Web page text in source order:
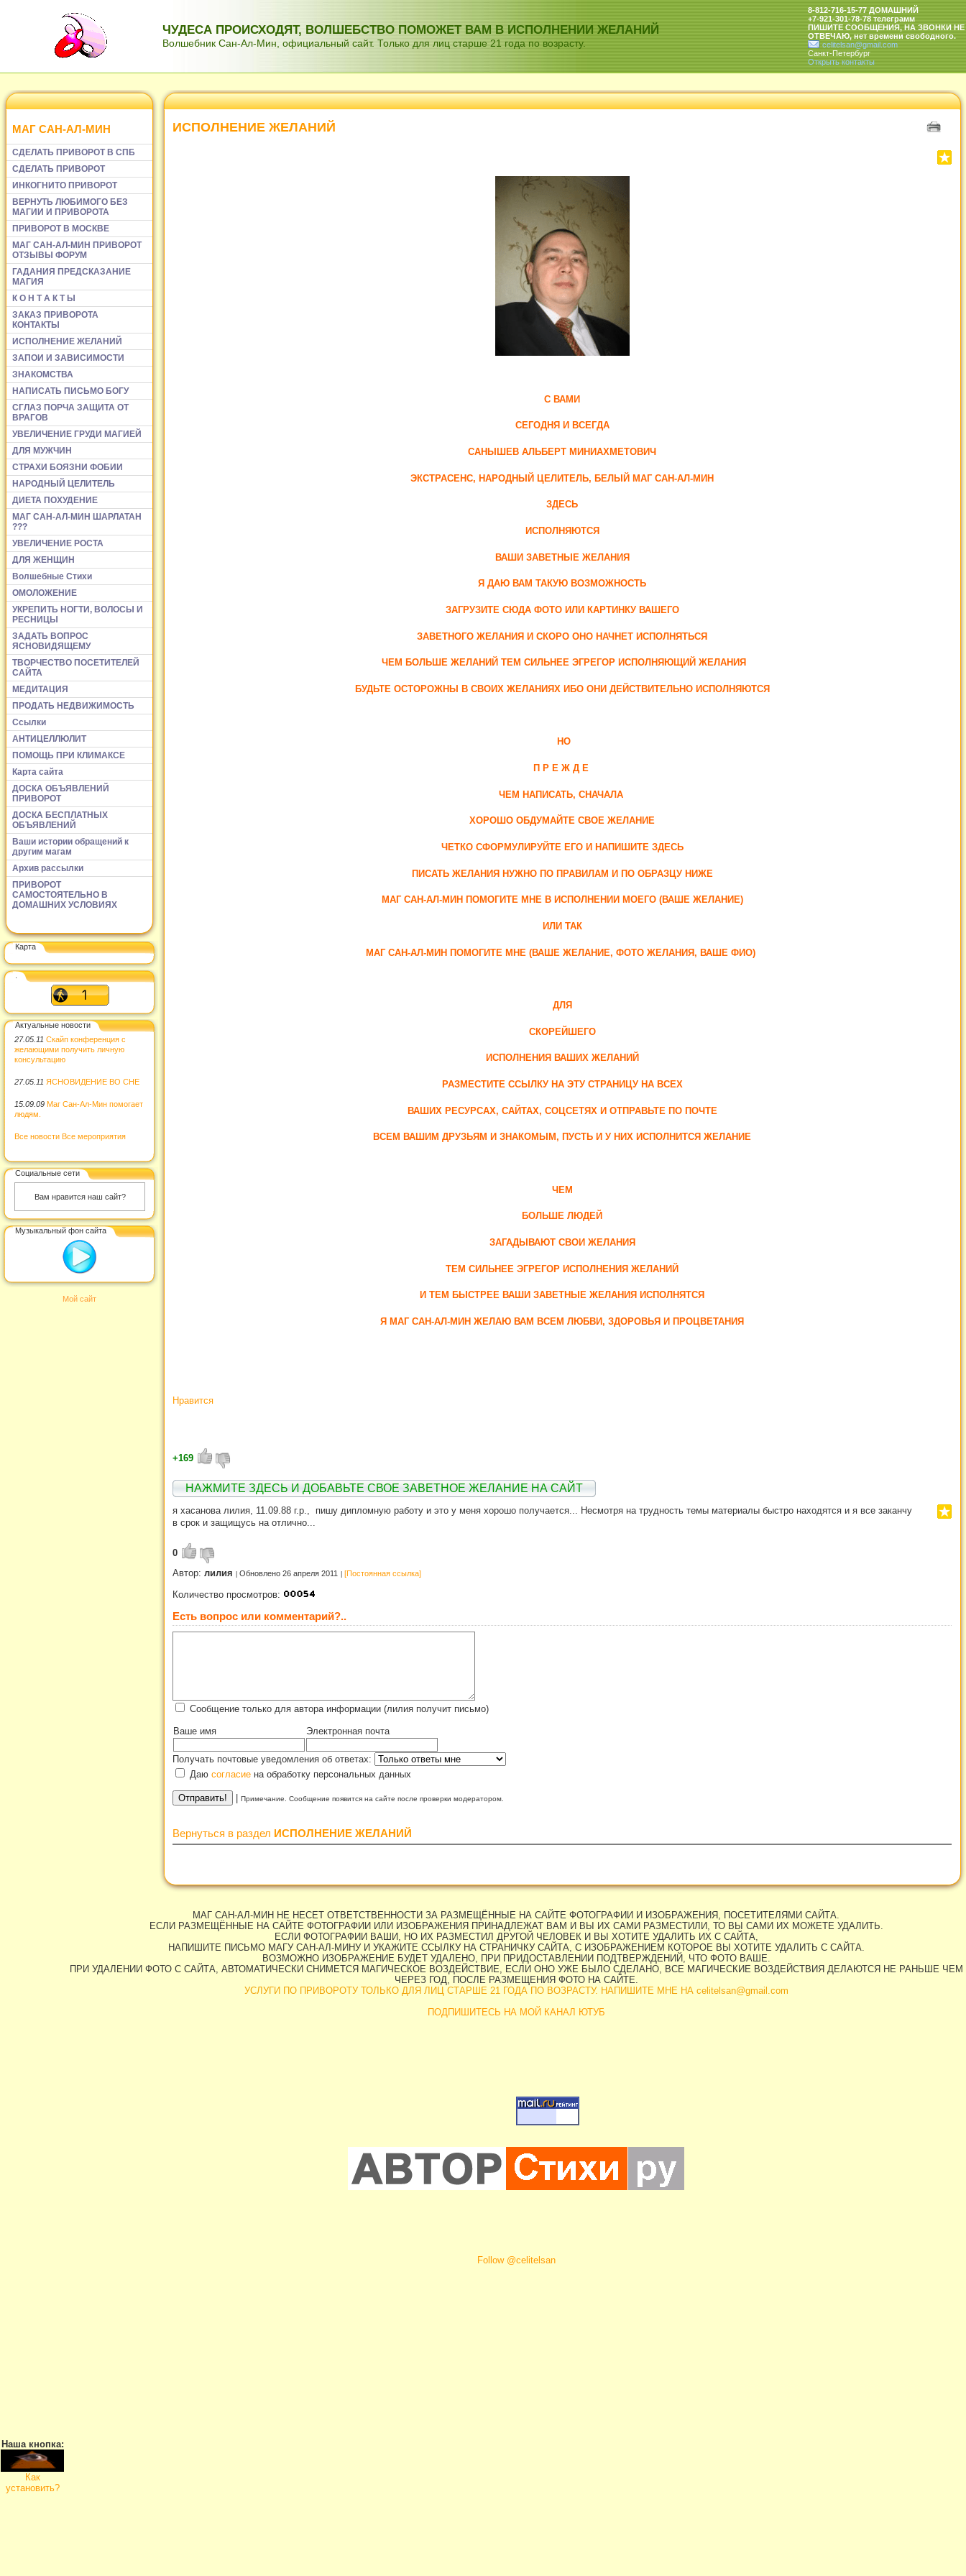
ЧУДЕСА ПРОИСХОДЯТ, ВОЛШЕБСТВО ПОМОЖЕТ ВАМ В ИСПОЛНЕНИИ ЖЕЛАНИЙ
Волшебник Сан-Ал-Мин, официальный сайт. Только для лиц старше 21 года по возрасту.
8-812-716-15-77 ДОМАШНИЙ
+7-921-301-78-78 телеграмм
ПИШИТЕ СООБЩЕНИЯ, НА ЗВОНКИ НЕ
ОТВЕЧАЮ, нет времени свободного.
celitelsan@gmail.com
Санкт-Петербург
Открыть контакты
МАГ САН-АЛ-МИН
СДЕЛАТЬ ПРИВОРОТ В СПБ
СДЕЛАТЬ ПРИВОРОТ
ИНКОГНИТО ПРИВОРОТ
ВЕРНУТЬ ЛЮБИМОГО БЕЗ
МАГИИ И ПРИВОРОТА
ПРИВОРОТ В МОСКВЕ
МАГ САН-АЛ-МИН ПРИВОРОТ
ОТЗЫВЫ ФОРУМ
ГАДАНИЯ ПРЕДСКАЗАНИЕ
МАГИЯ
К О Н Т А К Т Ы
ЗАКАЗ ПРИВОРОТА
КОНТАКТЫ
ИСПОЛНЕНИЕ ЖЕЛАНИЙ
ЗАПОИ И ЗАВИСИМОСТИ
ЗНАКОМСТВА
НАПИСАТЬ ПИСЬМО БОГУ
СГЛАЗ ПОРЧА ЗАЩИТА ОТ
ВРАГОВ
УВЕЛИЧЕНИЕ ГРУДИ МАГИЕЙ
ДЛЯ МУЖЧИН
СТРАХИ БОЯЗНИ ФОБИИ
НАРОДНЫЙ ЦЕЛИТЕЛЬ
ДИЕТА ПОХУДЕНИЕ
МАГ САН-АЛ-МИН ШАРЛАТАН
???
УВЕЛИЧЕНИЕ РОСТА
ДЛЯ ЖЕНЩИН
Волшебные Стихи
ОМОЛОЖЕНИЕ
УКРЕПИТЬ НОГТИ, ВОЛОСЫ И
РЕСНИЦЫ
ЗАДАТЬ ВОПРОС
ЯСНОВИДЯЩЕМУ
ТВОРЧЕСТВО ПОСЕТИТЕЛЕЙ
САЙТА
МЕДИТАЦИЯ
ПРОДАТЬ НЕДВИЖИМОСТЬ
Ссылки
АНТИЦЕЛЛЮЛИТ
ПОМОЩЬ ПРИ КЛИМАКСЕ
Карта сайта
ДОСКА ОБЪЯВЛЕНИЙ
ПРИВОРОТ
ДОСКА БЕСПЛАТНЫХ
ОБЪЯВЛЕНИЙ
Ваши истории обращений к
другим магам
Архив рассылки
ПРИВОРОТ
САМОСТОЯТЕЛЬНО В
ДОМАШНИХ УСЛОВИЯХ
Карта
Актуальные новости
27.05.11 Скайп конференция с
желающими получить личную
консультацию
27.05.11 ЯСНОВИДЕНИЕ ВО СНЕ
15.09.09 Маг Сан-Ал-Мин помогает
людям.
Все новости Все мероприятия
Социальные сети
Вам нравится наш сайт?
Музыкальный фон сайта
Мой сайт
ИСПОЛНЕНИЕ ЖЕЛАНИЙ
С ВАМИ
СЕГОДНЯ И ВСЕГДА
САНЫШЕВ АЛЬБЕРТ МИНИАХМЕТОВИЧ
ЭКСТРАСЕНС, НАРОДНЫЙ ЦЕЛИТЕЛЬ, БЕЛЫЙ МАГ САН-АЛ-МИН
ЗДЕСЬ
ИСПОЛНЯЮТСЯ
ВАШИ ЗАВЕТНЫЕ ЖЕЛАНИЯ
Я ДАЮ ВАМ ТАКУЮ ВОЗМОЖНОСТЬ
ЗАГРУЗИТЕ СЮДА ФОТО ИЛИ КАРТИНКУ ВАШЕГО
ЗАВЕТНОГО ЖЕЛАНИЯ И СКОРО ОНО НАЧНЕТ ИСПОЛНЯТЬСЯ
ЧЕМ БОЛЬШЕ ЖЕЛАНИЙ ТЕМ СИЛЬНЕЕ ЭГРЕГОР ИСПОЛНЯЮЩИЙ ЖЕЛАНИЯ
БУДЬТЕ ОСТОРОЖНЫ В СВОИХ ЖЕЛАНИЯХ ИБО ОНИ ДЕЙСТВИТЕЛЬНО ИСПОЛНЯЮТСЯ
НО
П Р Е Ж Д Е
ЧЕМ НАПИСАТЬ, СНАЧАЛА
ХОРОШО ОБДУМАЙТЕ СВОЕ ЖЕЛАНИЕ
ЧЕТКО СФОРМУЛИРУЙТЕ ЕГО И НАПИШИТЕ ЗДЕСЬ
ПИСАТЬ ЖЕЛАНИЯ НУЖНО ПО ПРАВИЛАМ И ПО ОБРАЗЦУ НИЖЕ
МАГ САН-АЛ-МИН ПОМОГИТЕ МНЕ В ИСПОЛНЕНИИ МОЕГО (ВАШЕ ЖЕЛАНИЕ)
ИЛИ ТАК
МАГ САН-АЛ-МИН ПОМОГИТЕ МНЕ (ВАШЕ ЖЕЛАНИЕ, ФОТО ЖЕЛАНИЯ, ВАШЕ ФИО)
ДЛЯ
СКОРЕЙШЕГО
ИСПОЛНЕНИЯ ВАШИХ ЖЕЛАНИЙ
РАЗМЕСТИТЕ ССЫЛКУ НА ЭТУ СТРАНИЦУ НА ВСЕХ
ВАШИХ РЕСУРСАХ, САЙТАХ, СОЦСЕТЯХ И ОТПРАВЬТЕ ПО ПОЧТЕ
ВСЕМ ВАШИМ ДРУЗЬЯМ И ЗНАКОМЫМ, ПУСТЬ И У НИХ ИСПОЛНИТСЯ ЖЕЛАНИЕ
ЧЕМ
БОЛЬШЕ ЛЮДЕЙ
ЗАГАДЫВАЮТ СВОИ ЖЕЛАНИЯ
ТЕМ СИЛЬНЕЕ ЭГРЕГОР ИСПОЛНЕНИЯ ЖЕЛАНИЙ
И ТЕМ БЫСТРЕЕ ВАШИ ЗАВЕТНЫЕ ЖЕЛАНИЯ ИСПОЛНЯТСЯ
Я МАГ САН-АЛ-МИН ЖЕЛАЮ ВАМ ВСЕМ ЛЮБВИ, ЗДОРОВЬЯ И ПРОЦВЕТАНИЯ
Нравится
+169
НАЖМИТЕ ЗДЕСЬ И ДОБАВЬТЕ СВОЕ ЗАВЕТНОЕ ЖЕЛАНИЕ НА САЙТ
я хасанова лилия, 11.09.88 г.р., пишу дипломную работу и это у меня хорошо получается... Несмотря на трудность темы материалы быстро находятся и я все заканчу
в срок и защищусь на отлично...
0
Автор: лилия Обновлено 26 апреля 2011 [Постоянная ссылка]
Количество просмотров:
Есть вопрос или комментарий?..
Сообщение только для автора информации (лилия получит письмо)
Ваше имя Электронная почта
Получать почтовые уведомления об ответах:
Даю согласие на обработку персональных данных
| Примечание. Сообщение появится на сайте после проверки модератором.
Вернуться в раздел ИСПОЛНЕНИЕ ЖЕЛАНИЙ
Наша кнопка:
Как
установить?
МАГ САН-АЛ-МИН НЕ НЕСЕТ ОТВЕТСТВЕННОСТИ ЗА РАЗМЕЩЁННЫЕ НА САЙТЕ ФОТОГРАФИИ И ИЗОБРАЖЕНИЯ, ПОСЕТИТЕЛЯМИ САЙТА.
ЕСЛИ РАЗМЕЩЁННЫЕ НА САЙТЕ ФОТОГРАФИИ ИЛИ ИЗОБРАЖЕНИЯ ПРИНАДЛЕЖАТ ВАМ И ВЫ ИХ САМИ РАЗМЕСТИЛИ, ТО ВЫ САМИ ИХ МОЖЕТЕ УДАЛИТЬ.
ЕСЛИ ФОТОГРАФИИ ВАШИ, НО ИХ РАЗМЕСТИЛ ДРУГОЙ ЧЕЛОВЕК И ВЫ ХОТИТЕ УДАЛИТЬ ИХ С САЙТА,
НАПИШИТЕ ПИСЬМО МАГУ САН-АЛ-МИНУ И УКАЖИТЕ ССЫЛКУ НА СТРАНИЧКУ САЙТА, С ИЗОБРАЖЕНИЕМ КОТОРОЕ ВЫ ХОТИТЕ УДАЛИТЬ С САЙТА.
ВОЗМОЖНО ИЗОБРАЖЕНИЕ БУДЕТ УДАЛЕНО, ПРИ ПРИДОСТАВЛЕНИИ ПОДТВЕРЖДЕНИЙ, ЧТО ФОТО ВАШЕ.
ПРИ УДАЛЕНИИ ФОТО С САЙТА, АВТОМАТИЧЕСКИ СНИМЕТСЯ МАГИЧЕСКОЕ ВОЗДЕЙСТВИЕ, ЕСЛИ ОНО УЖЕ БЫЛО СДЕЛАНО, ВСЕ МАГИЧЕСКИЕ ВОЗДЕЙСТВИЯ ДЕЛАЮТСЯ НЕ РАНЬШЕ ЧЕМ
ЧЕРЕЗ ГОД, ПОСЛЕ РАЗМЕЩЕНИЯ ФОТО НА САЙТЕ.
УСЛУГИ ПО ПРИВОРОТУ ТОЛЬКО ДЛЯ ЛИЦ СТАРШЕ 21 ГОДА ПО ВОЗРАСТУ. НАПИШИТЕ МНЕ НА celitelsan@gmail.com
ПОДПИШИТЕСЬ НА МОЙ КАНАЛ ЮТУБ
Follow @celitelsan